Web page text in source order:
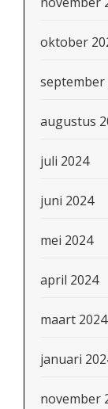
oktober
september
augustus
juli 2024
juni 2024
mei 2024
april 2024
maart 2024
januari
november